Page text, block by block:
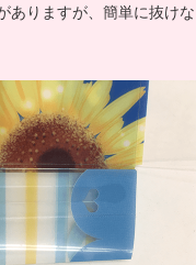
ありますが、簡単に抜けな